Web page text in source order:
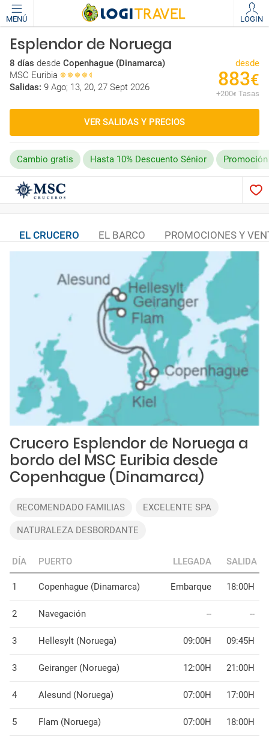
MENÚ LOGIN
Esplendor de Noruega
8 días desde Copenhague (Dinamarca)
MSC Euribia
Salidas: 9 Ago; 13, 20, 27 Sept 2026
desde
883€
+200€ Tasas
VER SALIDAS Y PRECIOS
Cambio gratis Hasta 10% Descuento Sénior
EL CRUCERO EL BARCO PROMOCIONES Y
Crucero Esplendor de Noruega a
bordo del MSC Euribia desde
Copenhague (Dinamarca)
RECOMENDADO FAMILIAS EXCELENTE SPA
NATURALEZA DESBORDANTE
DÍA PUERTO LLEGADA SALIDA
1 Copenhague (Dinamarca) Embarque 18:00H
2 Navegación -- --
3 Hellesylt (Noruega) 09:00H 09:45H
3 Geiranger (Noruega) 12:00H 21:00H
4 Alesund (Noruega) 07:00H 17:00H
5 Flam (Noruega) 07:00H 18:00H